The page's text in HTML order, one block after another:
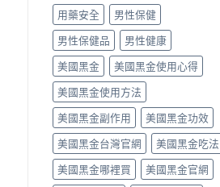
副
作
用，
一
搞
懂
怎
麼
選〉
中
用藥安全
男性保健
男性保健品
男性健康
美國黑金
美國黑金使用心得
美國黑金使用方法
美國黑金副作用
美國黑金功效
美國黑金台灣官網
美國黑金吃法
美國黑金哪裡買
美國黑金官網